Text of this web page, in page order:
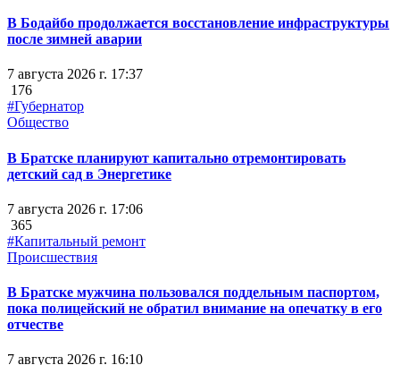
В Бодайбо продолжается восстановление инфраструктуры
после зимней аварии
7 августа 2026 г. 17:37
176
#Губернатор
Общество
В Братске планируют капитально отремонтировать
детский сад в Энергетике
7 августа 2026 г. 17:06
365
#Капитальный ремонт
Происшествия
В Братске мужчина пользовался поддельным паспортом,
пока полицейский не обратил внимание на опечатку в его
отчестве
7 августа 2026 г. 16:10